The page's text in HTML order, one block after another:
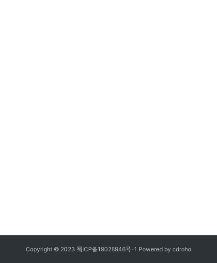
Copyright © 2023 蜀ICP备19028946号-1 Powered by cdroho